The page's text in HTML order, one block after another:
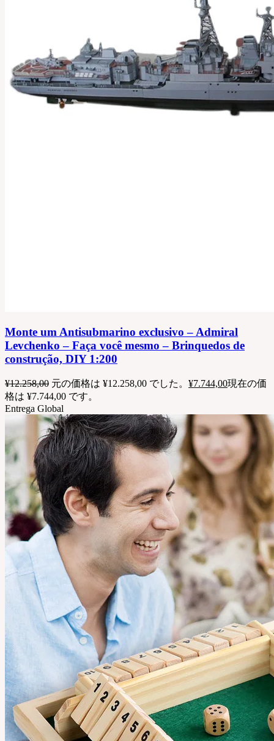
Monte um Antisubmarino exclusivo – Admiral
Levchenko – Faça você mesmo – Brinquedos de
construção, DIY 1:200
¥12.258,00 元の価格は ¥12.258,00 でした。 ¥7.744,00現在の価
格は ¥7.744,00 です。
Entrega Global